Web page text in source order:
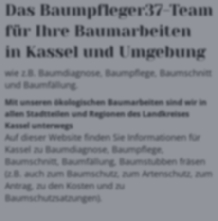
Das Baumpfleger37-Team
für Ihre Baumarbeiten
in Kassel und Umgebung
wie z.B. Baumdiagnose, Baumpflege, Baumschnitt
und Baumfällung.
Mit unseren ökologischen Baumarbeiten sind wir in
allen Stadtteilen und Regionen des Landkreises
Kassel unterwegs
Auf dieser Website finden Sie Informationen für
Kassel zu Baumdiagnose, Baumpflege,
Baumschnitt, Baumfällung, Baumstubben fräsen
(z.B. auch zum Baumschutz, zum Artenschutz, zum
Antrag, zu den Kosten und zu
Baumschutzsatzungen).